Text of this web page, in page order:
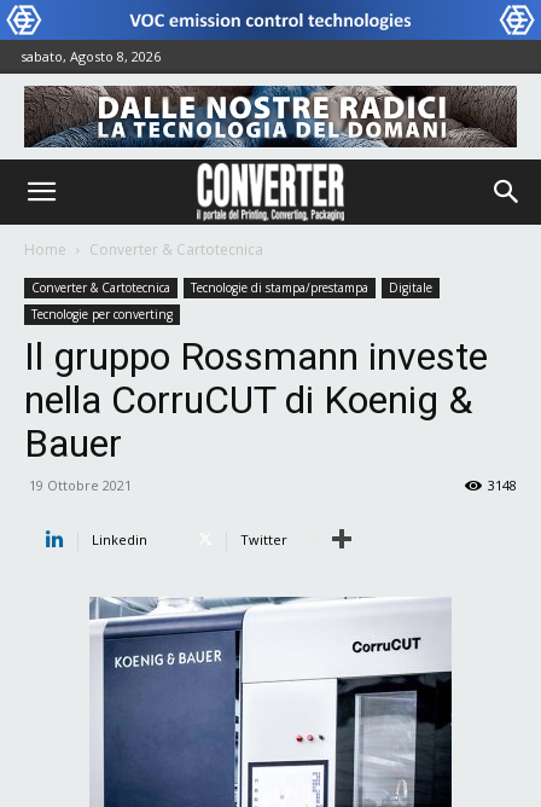
sabato, Agosto 8, 2026
Home Converter & Cartotecnica
Converter & Cartotecnica Tecnologie di stampa/prestampa
Digitale
Tecnologie per converting
Il gruppo Rossmann investe
nella CorruCUT di Koenig &
Bauer
19 Ottobre 2021 3148
Linkedin Twitter